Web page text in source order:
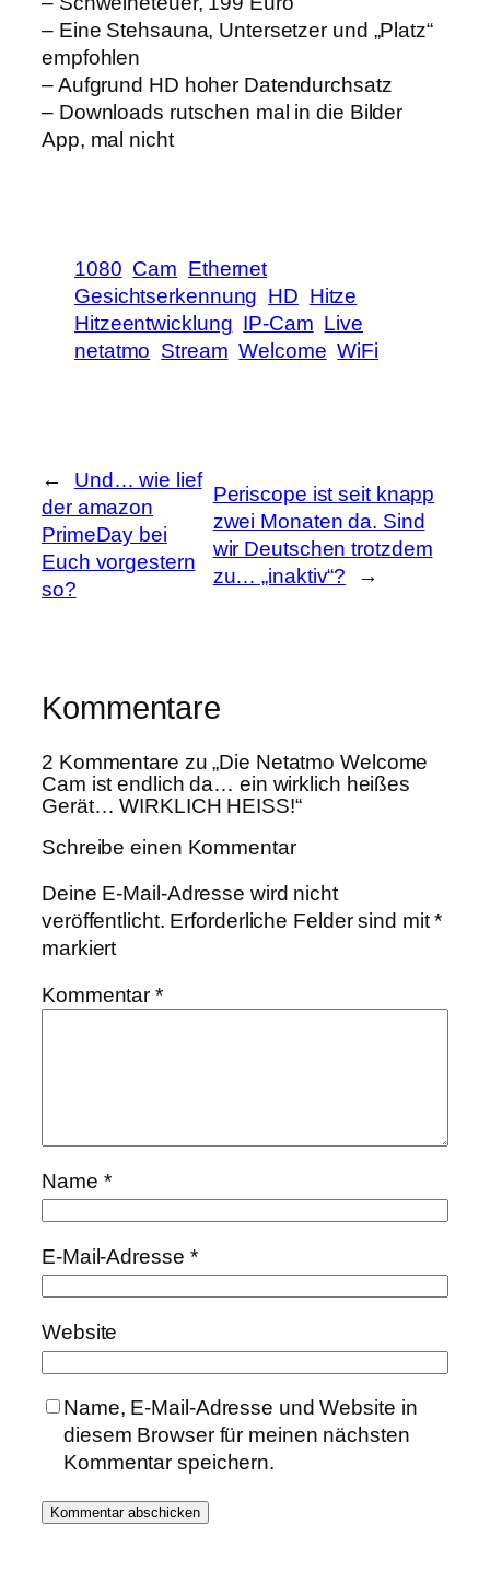
– Eine Stehsauna, Untersetzer und „Platz“
empfohlen
– Aufgrund HD hoher Datendurchsatz
– Downloads rutschen mal in die Bilder
App, mal nicht
1080 Cam Ethernet
Gesichtserkennung HD Hitze
Hitzeentwicklung IP-Cam Live
netatmo Stream Welcome WiFi
←
Und… wie lief
der amazon
PrimeDay bei
Euch vorgestern
so?
Periscope ist seit knapp
zwei Monaten da. Sind
wir Deutschen trotzdem
zu… „inaktiv“?
→
Kommentare
2 Kommentare zu „Die Netatmo Welcome
Cam ist endlich da… ein wirklich heißes
Gerät… WIRKLICH HEISS!“
Schreibe einen Kommentar
Deine E-Mail-Adresse wird nicht
veröffentlicht. Erforderliche Felder sind mit*
markiert
Kommentar*
Name *
E-Mail-Adresse *
Website
Name, E-Mail-Adresse und Website in
diesem Browser für meinen nächsten
Kommentar speichern.